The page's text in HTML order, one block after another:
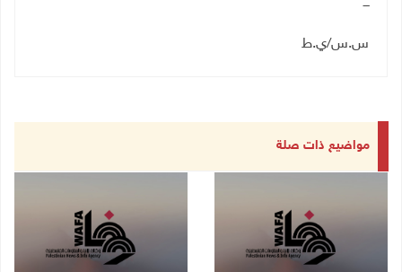
س.س/ي.ط
مواضيع ذات صلة